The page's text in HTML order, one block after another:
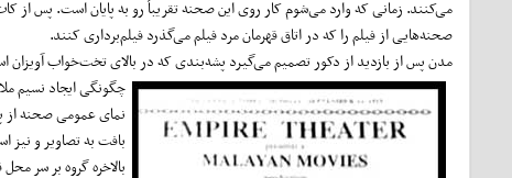
می‌کنند. زمانی که وارد می‌شوم کار روی این صحنه تقریباً رو به پایان است. پس
صحنه‌هایی از فیلم را که در اتاق قهرمان مرد فیلم می‌گذرد فیلم‌برداری کنند.
مدن پس از بازدید از دکور تصمیم می‌گیرد پشه‌بندی که در بالای تخت‌خواب آویزان
چگونگی ایجاد نسیم
نمای عمومی صحنه از
بافت به تصاویر و
بالاخره گروه بر سر